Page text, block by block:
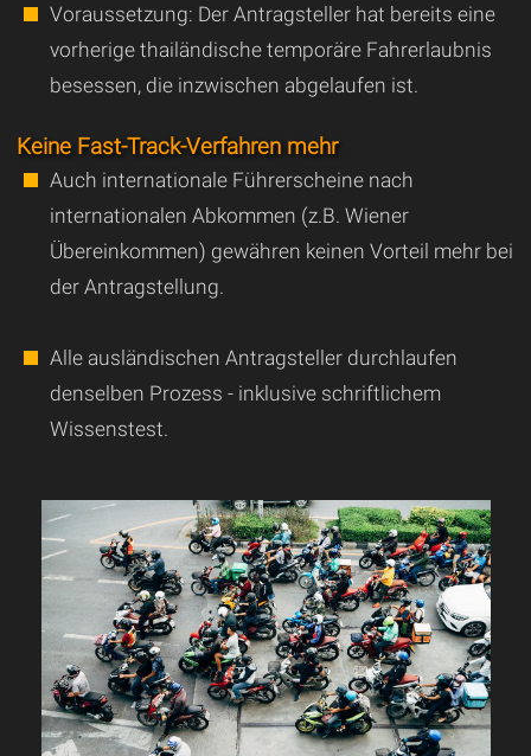
Voraussetzung: Der Antragsteller hat bereits eine
vorherige thailändische temporäre Fahrerlaubnis
besessen, die inzwischen abgelaufen ist.
Keine Fast-Track-Verfahren mehr
Auch internationale Führerscheine nach
internationalen Abkommen (z.B. Wiener
Übereinkommen) gewähren keinen Vorteil mehr bei
der Antragstellung.
Alle ausländischen Antragsteller durchlaufen
denselben Prozess - inklusive schriftlichem
Wissenstest.